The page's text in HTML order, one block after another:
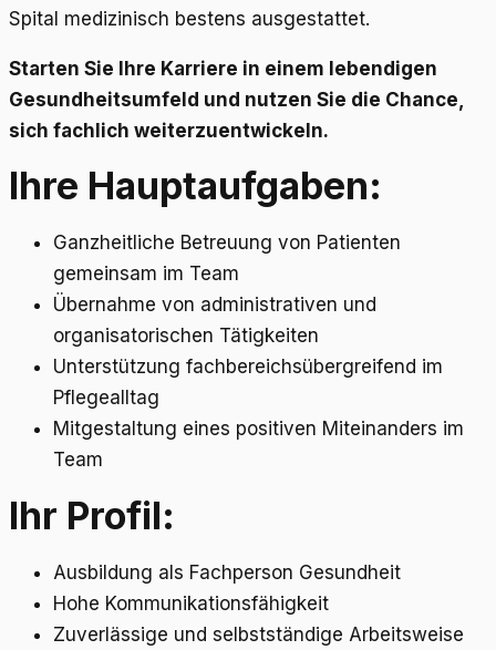
Spital medizinisch bestens ausgestattet.
Starten Sie Ihre Karriere in einem lebendigen
Gesundheitsumfeld und nutzen Sie die Chance,
sich fachlich weiterzuentwickeln.
Ihre Hauptaufgaben:
Ganzheitliche Betreuung von Patienten
gemeinsam im Team
Übernahme von administrativen und
organisatorischen Tätigkeiten
Unterstützung fachbereichsübergreifend im
Pflegealltag
Mitgestaltung eines positiven Miteinanders im
Team
Ihr Profil:
Ausbildung als Fachperson Gesundheit
Hohe Kommunikationsfähigkeit
Zuverlässige und selbstständige Arbeitsweise